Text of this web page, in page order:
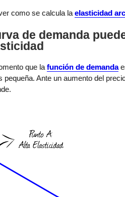
como se calcula la elasticidad
de demanda
que la función de demanda
pequeña. Ante un aumento del